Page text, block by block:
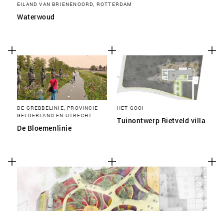
EILAND VAN BRIENENOORD, ROTTERDAM
Waterwoud
DE GREBBELINIE, PROVINCIE
GELDERLAND EN UTRECHT
De Bloemenlinie
HET GOOI
Tuinontwerp Rietveld villa